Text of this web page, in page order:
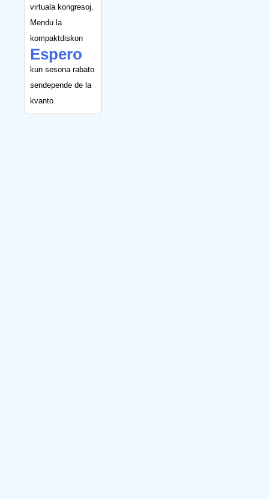
virtuala kongresoj.
Mendu la
kompaktdiskon
Espero
kun sesona rabato
sendepende de la
kvanto.